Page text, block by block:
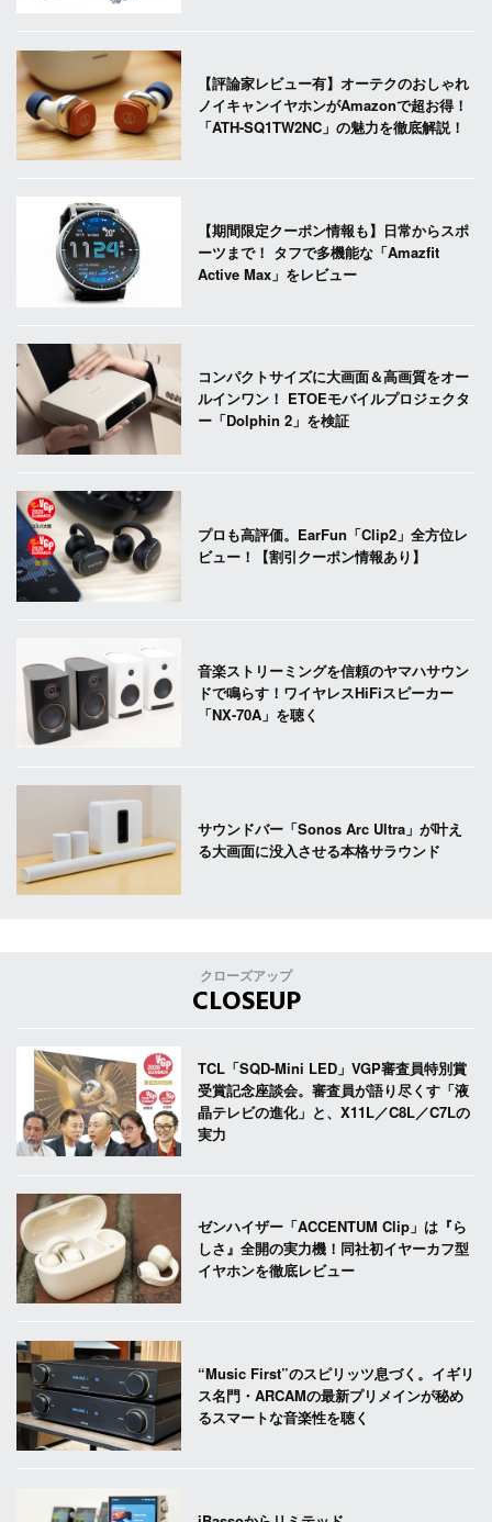
【評論家レビュー有】オーテクのおしゃれ
ノイキャンイヤホンがAmazonで超お得！
「ATH-SQ1TW2NC」の魅力を徹底解説！
【期間限定クーポン情報も】日常からスポ
ーツまで！ タフで多機能な「Amazfit
Active Max」をレビュー
コンパクトサイズに大画面＆高画質をオー
ルインワン！ ETOEモバイルプロジェクタ
ー「Dolphin 2」を検証
プロも高評価。EarFun「Clip2」全方位レ
ビュー！【割引クーポン情報あり】
音楽ストリーミングを信頼のヤマハサウン
ドで鳴らす！ワイヤレスHiFiスピーカー
「NX-70A」を聴く
サウンドバー「Sonos Arc Ultra」が叶え
る大画面に没入させる本格サラウンド
クローズアップ
CLOSEUP
TCL「SQD-Mini LED」VGP審査員特別賞
受賞記念座談会。審査員が語り尽くす「液
晶テレビの進化」と、X11L／C8L／C7Lの
実力
ゼンハイザー「ACCENTUM Clip」は『ら
しさ』全開の実力機！同社初イヤーカフ型
イヤホンを徹底レビュー
“Music First”のスピリッツ息づく。イギリ
ス名門・ARCAMの最新プリメインが秘め
るスマートな音楽性を聴く